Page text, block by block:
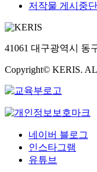
저작물 게시중
41061 대구광역시 동
Copyright© KERIS.
네이버 블로그
인스타그램
유튜브